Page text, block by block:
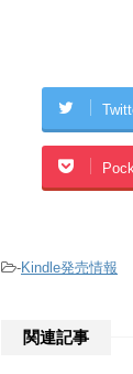
-Kindle発売情報
関連記事